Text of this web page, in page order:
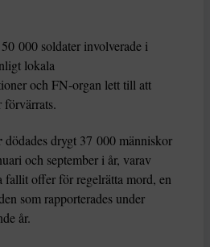
000 soldater involverade i
lokala
och FN-organ lett till att
förvärrats.
dödades drygt 37 000 människor
och september i år, varav
fallit offer för regelrätta mord, en
som rapporterades under
år.